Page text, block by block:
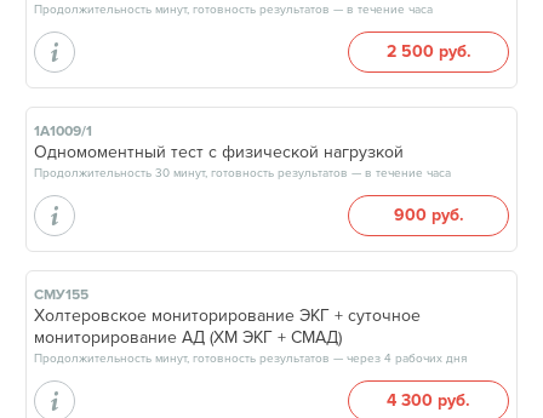
Продолжительность минут, готовность результатов — в течение часа
2 500 руб.
1А1009/1
Одномоментный тест с физической нагрузкой
Продолжительность 30 минут, готовность результатов — в течение часа
900 руб.
СМУ155
Холтеровское мониторирование ЭКГ + суточное
мониторирование АД (ХМ ЭКГ + СМАД)
Продолжительность минут, готовность результатов — через 4 рабочих дня
4 300 руб.